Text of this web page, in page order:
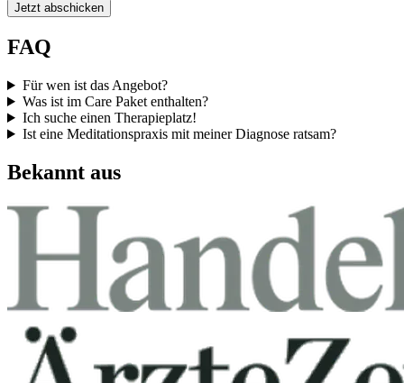
Jetzt abschicken
FAQ
Für wen ist das Angebot?
Was ist im Care Paket enthalten?
Ich suche einen Therapieplatz!
Ist eine Meditationspraxis mit meiner Diagnose ratsam?
Bekannt aus